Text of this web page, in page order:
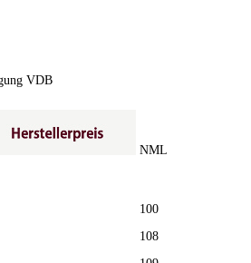
VDB
NML
100
108